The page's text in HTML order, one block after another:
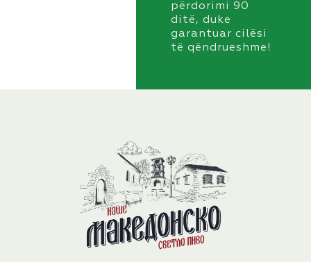
përdorimi 90
ditë, duke
garantuar cilësi
të qëndrueshme!